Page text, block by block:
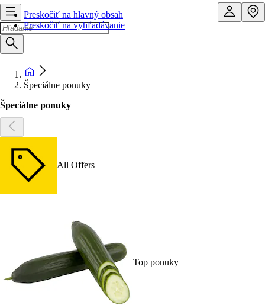
Preskočiť na hlavný obsah
Preskočiť na vyhľadávanie
Špeciálne ponuky
Špeciálne ponuky
All Offers
Top ponuky